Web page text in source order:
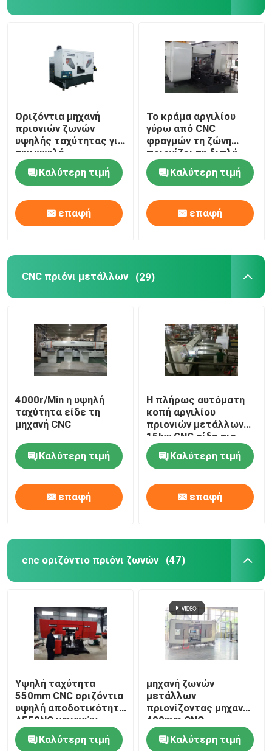
Οριζόντια μηχανή
πριονιών ζωνών
υψηλής ταχύτητας για
την υψηλή
αποδοτικότητα
πλινθωμάτων
αργιλίου
Καλύτερη τιμή
επαφή
Το κράμα αργιλίου
γύρω από CNC
φραγμών τη ζώνη
πριονίζει τη διπλή
δομή hd-400NC
στηλώνΚαλύτερη τιμή
επαφή
CNC πριόνι μετάλλων (29)
4000r/Min η υψηλή
ταχύτητα είδε τη
μηχανή CNC
Καλύτερη τιμή
επαφή
Η πλήρως αυτόματη
κοπή αργιλίου
πριονιών μετάλλων
15kw CNC είδε τις
μηχανές 4000r/min
Καλύτερη τιμή
επαφή
cnc οριζόντιο πριόνι ζωνών (47)
Υψηλή ταχύτητα
550mm CNC οριζόντια
υψηλή αποδοτικότητα
A550NC μηχανών
πριονιών ζωνών
Καλύτερη τιμή
μηχανή ζωνών
μετάλλων
πριονίζοντας μηχανών
400mm CNC
πριονίζοντας πλήρως
αυτόματηΚαλύτερη τιμή